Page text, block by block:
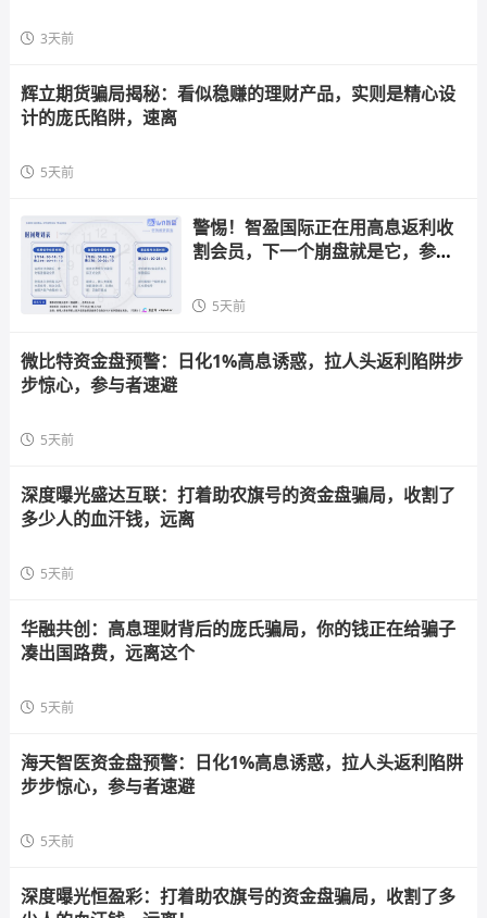
3天前
辉立期货骗局揭秘：看似稳赚的理财产品，实则是精心设
计的庞氏陷阱，速离
5天前
警惕！智盈国际正在用高息返利收
割会员，下一个崩盘就是它，参与
5天前
微比特资金盘预警：日化1%高息诱惑，拉人头返利陷阱步
步惊心，参与者速避
5天前
深度曝光盛达互联：打着助农旗号的资金盘骗局，收割了
多少人的血汗钱，远离
5天前
华融共创：高息理财背后的庞氏骗局，你的钱正在给骗子
凑出国路费，远离这个
5天前
海天智医资金盘预警：日化1%高息诱惑，拉人头返利陷阱
步步惊心，参与者速避
5天前
深度曝光恒盈彩：打着助农旗号的资金盘骗局，收割了多